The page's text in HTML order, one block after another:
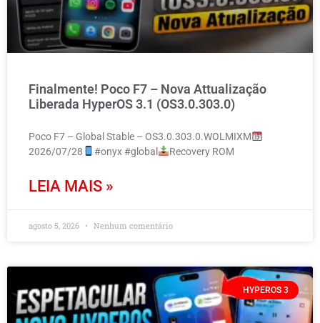
Finalmente! Poco F7 – Nova Attualização
Liberada HyperOS 3.1 (OS3.0.303.0)
Poco F7 – Global Stable – OS3.0.303.0.WOLMIXM
2026/07/28
#onyx #global Recovery ROM
LEIA MAIS »
agosto 5, 2026 Nenhum comentário
HYPEROS 3